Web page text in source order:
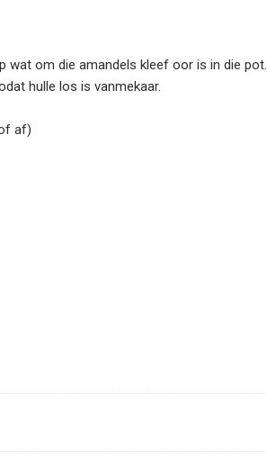
wat om die amandels kleef oor is in die pot.
hulle los is vanmekaar.
af)